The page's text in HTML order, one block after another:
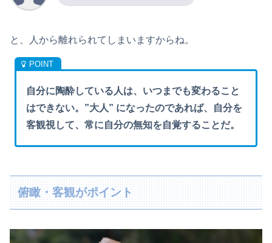
と、人から離れられてしまいますからね。
自分に陶酔している人は、いつまでも変わること
はできない。”大人” になったのであれば、自分を
客観視して、常に自分の無知を自覚することだ。
俯瞰・客観がポイント